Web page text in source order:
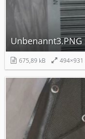
Unbenannt3.PNG
675,89 kB 494×931